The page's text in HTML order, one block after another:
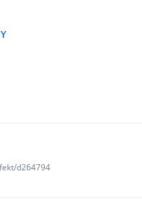
d264794